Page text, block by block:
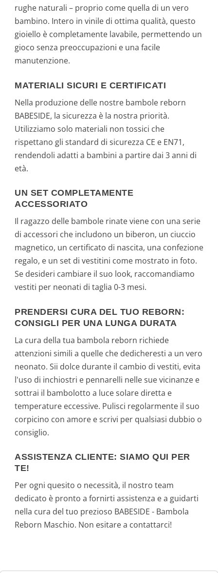
rughe naturali – proprio come quella di un vero
bambino. Intero in vinile di ottima qualità, questo
gioiello è completamente lavabile, permettendo un
gioco senza preoccupazioni e una facile
manutenzione.
MATERIALI SICURI E CERTIFICATI
Nella produzione delle nostre bambole reborn
BABESIDE, la sicurezza è la nostra priorità.
Utilizziamo solo materiali non tossici che
rispettano gli standard di sicurezza CE e EN71,
rendendoli adatti a bambini a partire dai 3 anni di
età.
UN SET COMPLETAMENTE
ACCESSORIATO
Il ragazzo delle bambole rinate viene con una serie
di accessori che includono un biberon, un ciuccio
magnetico, un certificato di nascita, una confezione
regalo, e un set di vestitini come mostrato in foto.
Se desideri cambiare il suo look, raccomandiamo
vestiti per neonati di taglia 0-3 mesi.
PRENDERSI CURA DEL TUO REBORN:
CONSIGLI PER UNA LUNGA DURATA
La cura della tua bambola reborn richiede
attenzioni simili a quelle che dedicheresti a un vero
neonato. Sii dolce durante il cambio di vestiti, evita
l'uso di inchiostri e pennarelli nelle sue vicinanze e
sottrai il bambolotto a luce solare diretta e
temperature eccessive. Pulisci regolarmente il suo
corpicino con amore e scrivi per qualsiasi dubbio o
consiglio.
ASSISTENZA CLIENTE: SIAMO QUI PER
TE!
Per ogni quesito o necessità, il nostro team
dedicato è pronto a fornirti assistenza e a guidarti
nella cura del tuo prezioso BABESIDE - Bambola
Reborn Maschio. Non esitare a contattarci!